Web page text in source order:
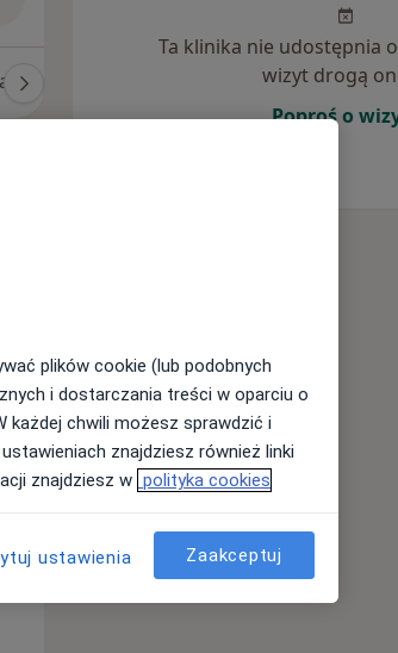
Ta klinika nie udostępnia
wizyt drogą
Poproś o
plików cookie (lub podobnych
i dostarczania treści w oparciu o
każdej chwili możesz sprawdzić i
znajdziesz również linki
znajdziesz w polityka cookies
ustawienia Zaakceptuj